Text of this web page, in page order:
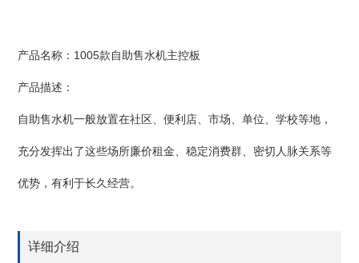
产品名称：1005款自助售水机主控板
产品描述：
自助售水机一般放置在社区、便利店、市场、单位、学校等地，
充分发挥出了这些场所廉价租金、稳定消费群、密切人脉关系等
优势，有利于长久经营。
详细介绍